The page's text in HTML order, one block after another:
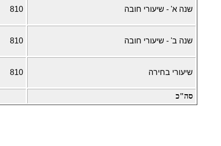
שנה א' - שיעורי חובה 810
שנה ב' - שיעורי חובה 810
שיעורי בחירה 810
סה"כ